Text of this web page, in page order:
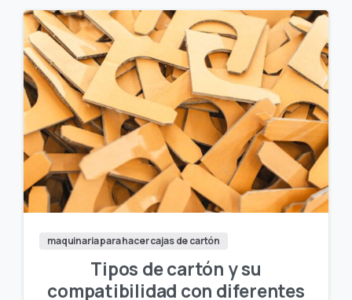
maquinaria para hacer cajas de cartón
Tipos de cartón y su
compatibilidad con diferentes